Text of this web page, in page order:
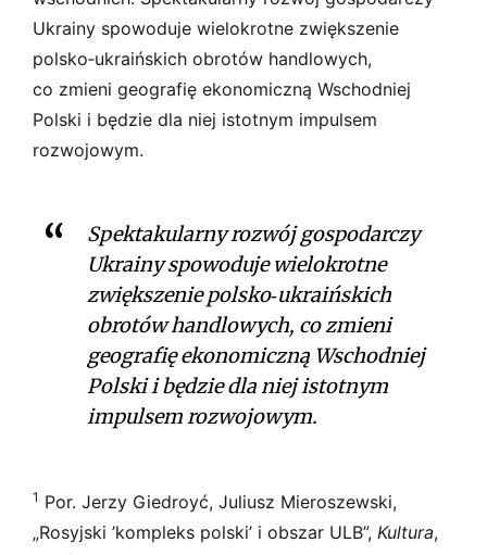
Ukrainy spowoduje wielokrotne zwiększenie
polsko­‑ukraińskich obrotów handlowych,
co zmieni geografię ekonomiczną Wschodniej
Polski i będzie dla niej istotnym impulsem
rozwojowym.
Spektakularny rozwój gospodarczy
Ukrainy spowoduje wielokrotne
zwiększenie polsko­‑ukraińskich
obrotów handlowych, co zmieni
geografię ekonomiczną Wschodniej
Polski i będzie dla niej istotnym
impulsem rozwojowym.
1 Por. Jerzy Giedroyć, Juliusz Mieroszewski,
„Rosyjski ’kompleks polski’ i obszar ULB”, Kultura,